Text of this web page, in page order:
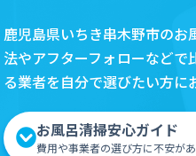
鹿児島県いちき串木野市の
法やアフターフォローなど
る業者を自分で選びたい方に
お風呂清掃安心ガイド
費用や事業者の選び方に不安が